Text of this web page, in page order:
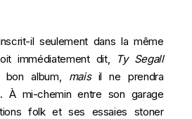
il seulement dans la même
immédiatement dit,
Ty Segall
album, maisil ne prendra
À mi-chemin entre son garage
folk et ses essaies stoner